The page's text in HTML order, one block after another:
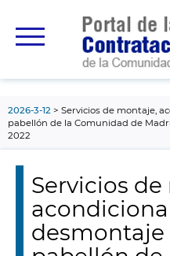
principal
2026-3-12
Servicios de montaje,
pabellón de la Comunidad de
2022
Servicios
desmontaje